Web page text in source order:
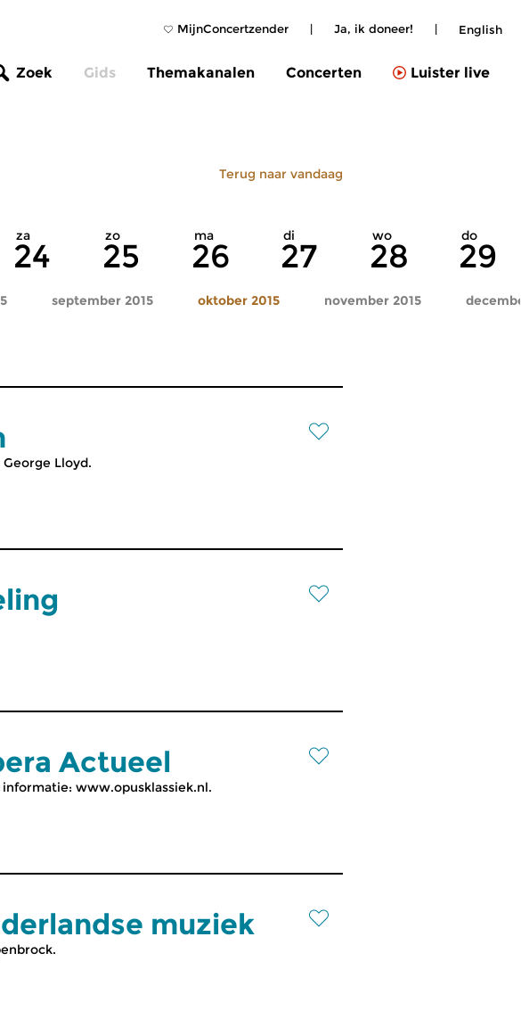
MijnConcertzender | Ja, ik doneer! | English
Zoek Gids Themakanalen Concerten Luister live
Terug naar vandaag
za
24
zo
25
ma
26
di
27
wo
28
do
29
september 2015 oktober 2015 november 2015
Lloyd.
Actueel
www.opusklassiek.nl.
muziek